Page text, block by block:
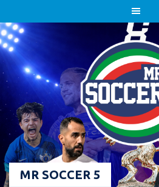
to
content
MR SOCCER 5